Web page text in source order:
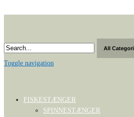
content
Toggle navigation
FISKESTÆNGER
SPINNESTÆNGER